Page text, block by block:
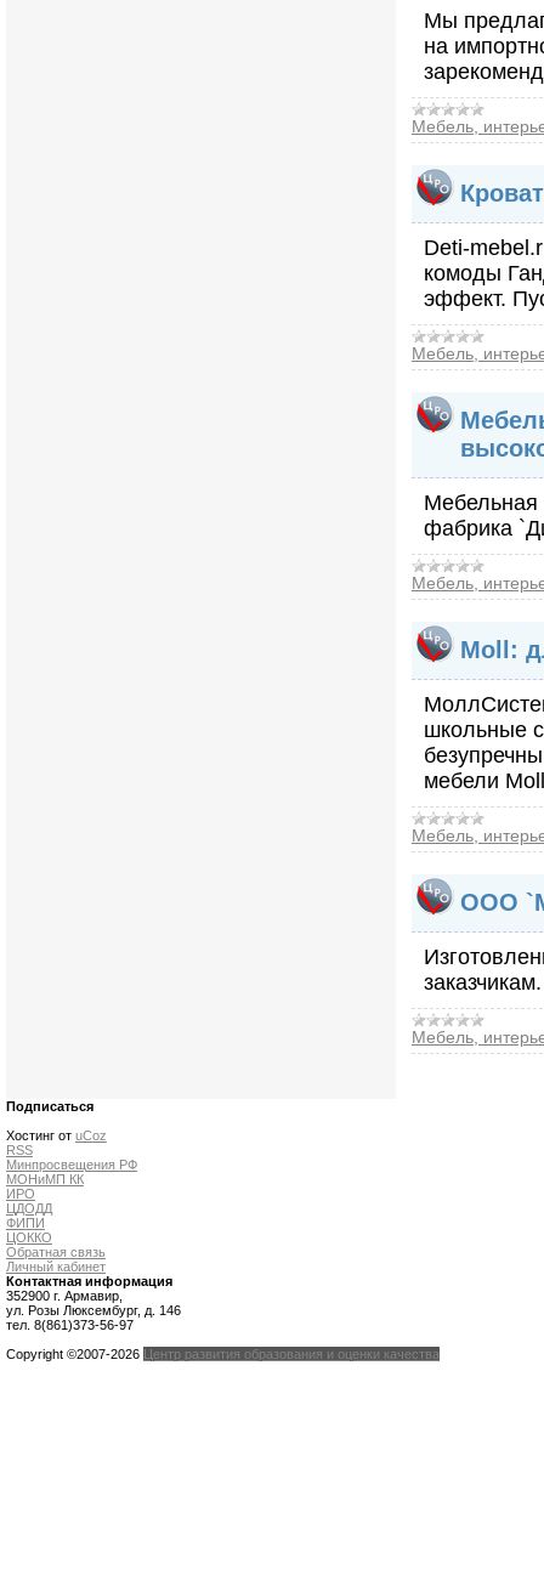
Мы
на
Мебель,
Deti-
комоды
эффект.
Мебель,
Мебельная
фабрика
Мебель,
Moll:
школьные
мебели
Мебель,
ООО
Мебель,
Подписаться
Хостинг от uCoz
RSS
Минпросвещения РФ
МОНиМП КК
ИРО
ЦДОДД
ФИПИ
ЦОККО
Обратная связь
Личный кабинет
Контактная информация
352900 г. Армавир,
ул. Розы Люксембург, д. 146
тел. 8(861)373-56-97
Copyright ©2007-2026 Центр развития образования и оценки качества